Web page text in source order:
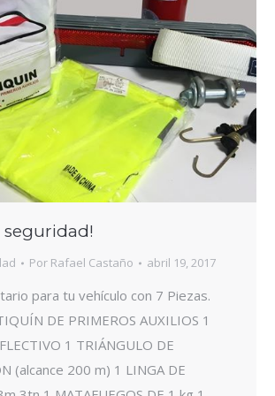
seguridad!
Por Rafael Castaño abril 19, 2017
para tu vehículo con 7 Piezas.
DE PRIMEROS AUXILIOS 1
1 TRIÁNGULO DE
(alcance 200 m) 1 LINGA DE